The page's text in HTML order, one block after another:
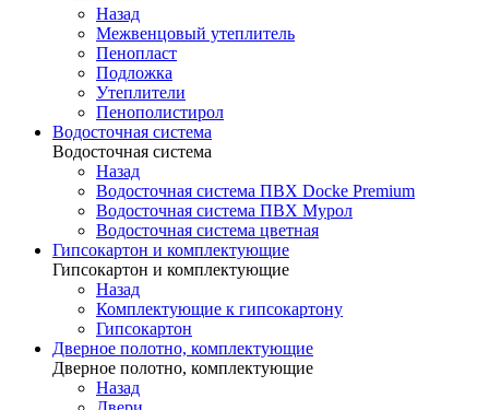
Назад
Межвенцовый утеплитель
Пенопласт
Подложка
Утеплители
Пенополистирол
Водосточная система
Водосточная система
Назад
Водосточная система ПВХ Docke Premium
Водосточная система ПВХ Мурол
Водосточная система цветная
Гипсокартон и комплектующие
Гипсокартон и комплектующие
Назад
Комплектующие к гипсокартону
Гипсокартон
Дверное полотно, комплектующие
Дверное полотно, комплектующие
Назад